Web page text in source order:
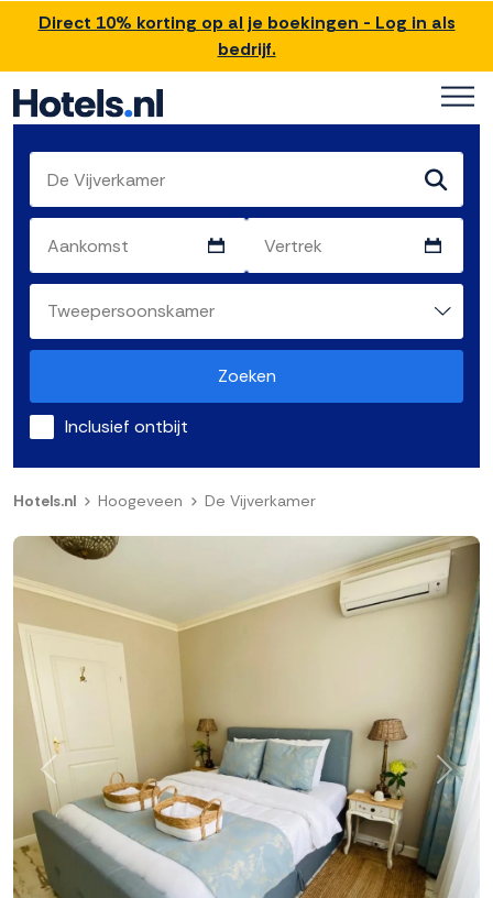
Direct 10% korting op al je boekingen - Log in als
bedrijf.
Zoeken
Inclusief ontbijt
Hotels.nl Hoogeveen De Vijverkamer